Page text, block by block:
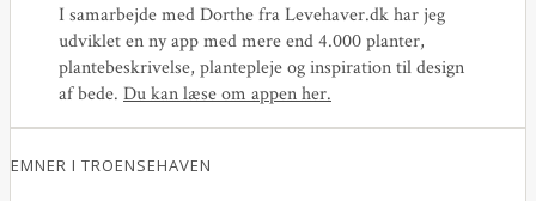
I samarbejde med Dorthe fra Levehaver.dk har jeg
udviklet en ny app med mere end 4.000 planter,
plantebeskrivelse, plantepleje og inspiration til design
af bede. Du kan læse om appen her.
EMNER I TROENSEHAVEN